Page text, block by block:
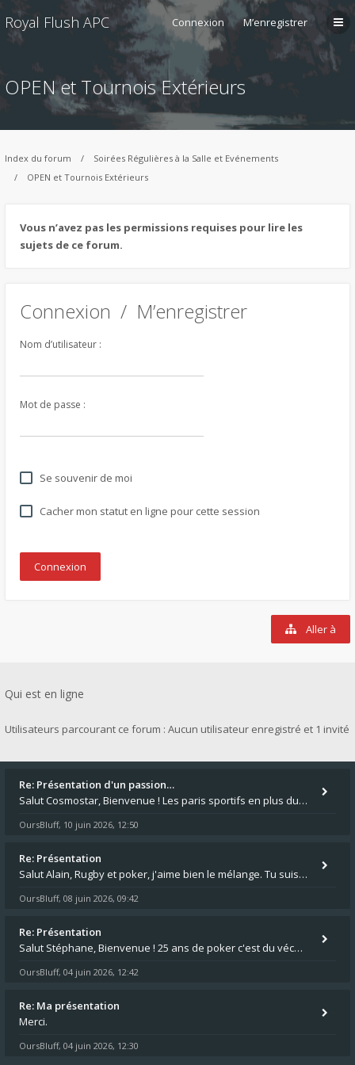
Royal Flush APC Connexion M’enregistrer
OPEN et Tournois Extérieurs
Index du forum
Soirées Régulières à la Salle et Evénements
OPEN et Tournois Extérieurs
Vous n’avez pas les permissions requises pour lire les
sujets de ce forum.
Connexion / M’enregistrer
Nom d’utilisateur :
Mot de passe :
Se souvenir de moi
Cacher mon statut en ligne pour cette session
Aller à
Qui est en ligne
Utilisateurs parcourant ce forum : Aucun utilisateur enregistré et 1 invité
Re: Présentation d'un passion…
Salut Cosmostar, Bienvenue ! Les paris sportifs en plus du poker, c'est ce que je fais aussi. Surtout la NBA, je mise su
OursBluff, 10 juin 2026, 12:50
Re: Présentation
Salut Alain, Rugby et poker, j'aime bien le mélange. Tu suis le rugby du coin ? Moi j'essaie d'aller voir des matchs de
OursBluff, 08 juin 2026, 09:42
Re: Présentation
Salut Stéphane, Bienvenue ! 25 ans de poker c'est du vécu quand même. Moi je suis relativementnouveau (2018) mais j'ai a
OursBluff, 04 juin 2026, 12:42
Re: Ma présentation
Merci.
OursBluff, 04 juin 2026, 12:30